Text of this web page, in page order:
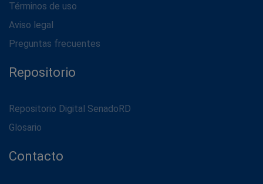
Términos de uso
Aviso legal
Preguntas frecuentes
Repositorio
Repositorio Digital SenadoRD
Glosario
Contacto